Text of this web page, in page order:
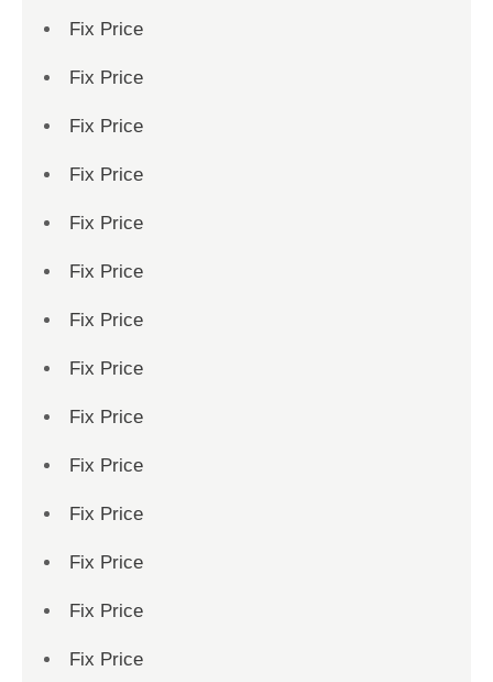
Fix Price
Fix Price
Fix Price
Fix Price
Fix Price
Fix Price
Fix Price
Fix Price
Fix Price
Fix Price
Fix Price
Fix Price
Fix Price
Fix Price